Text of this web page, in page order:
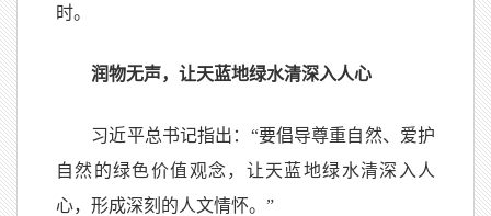
时。
润物无声，让天蓝地绿水清深入人心
习近平总书记指出：“要倡导尊重自然、爱护
自然的绿色价值观念，让天蓝地绿水清深入人
心，形成深刻的人文情怀。”